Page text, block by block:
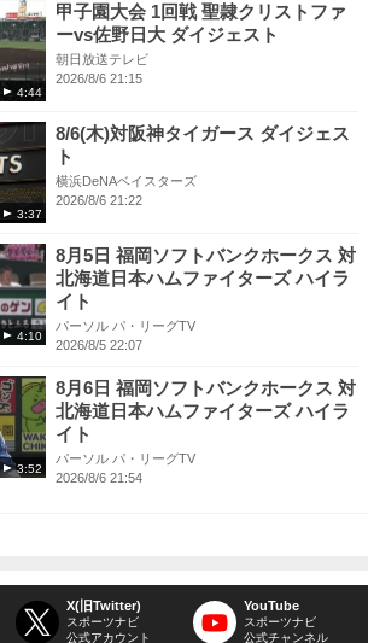
4:44
甲子園大会 1回戦 聖隷クリストファ
ーvs佐野日大 ダイジェスト
朝日放送テレビ
2026/8/6 21:15
3:37
8/6(木)対阪神タイガース ダイジェス
ト
横浜DeNAベイスターズ
2026/8/6 21:22
4:10
8月5日 福岡ソフトバンクホークス 対
北海道日本ハムファイターズ ハイラ
イト
パーソル パ・リーグTV
2026/8/5 22:07
3:52
8月6日 福岡ソフトバンクホークス 対
北海道日本ハムファイターズ ハイラ
イト
パーソル パ・リーグTV
2026/8/6 21:54
X(旧Twitter)
スポーツナビ
公式アカウント
YouTube
スポーツナビ
公式チャンネル